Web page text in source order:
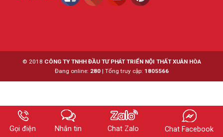
© 2018 CÔNG TY TNHH ĐẦU TƯ PHÁT TRIỂN NỘI THẤT XUÂN HÒA
Đang online: 280 | Tổng truy cập: 1805566
Gọi điện Nhắn tin Chat Zalo Chat Facebook